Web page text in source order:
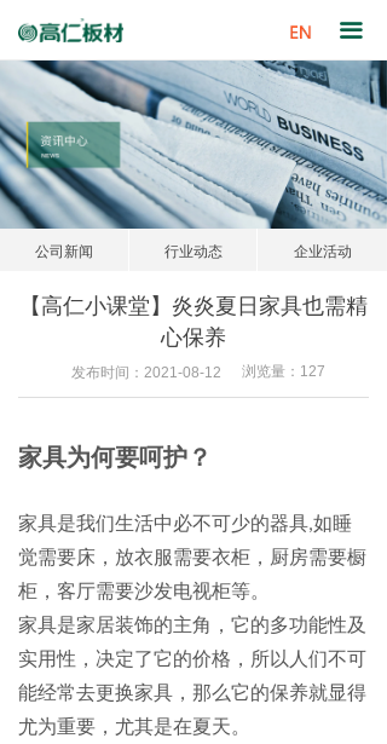
끀
关于我们
产品中心
资讯中心
网点查询
招商加盟
联系我们
公司新闻 行业动态 企业活动
【高仁小课堂】炎炎夏日家具也需精
心保养
发布时间： 2021-08-12
家具为何要呵护？
家具是我们生活中必不可少的器具,如睡
觉需要床，放衣服需要衣柜，厨房需要橱
柜，客厅需要沙发电视柜等。
家具是家居装饰的主角，它的多功能性及
实用性，决定了它的价格，所以人们不可
能经常去更换家具，那么它的保养就显得
尤为重要，尤其是在夏天。
浏览量： 127